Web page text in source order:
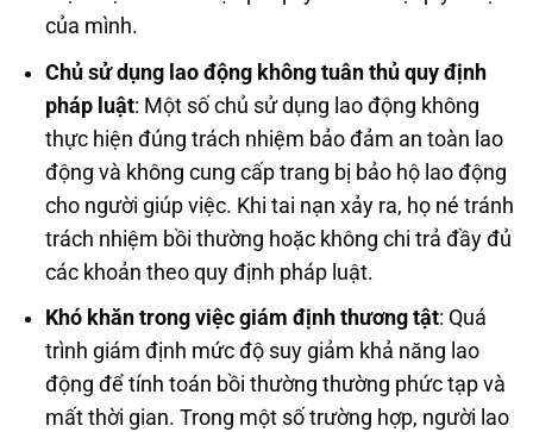
của mình.
Chủ sử dụng lao động không tuân thủ quy định
pháp luật: Một số chủ sử dụng lao động không
thực hiện đúng trách nhiệm bảo đảm an toàn lao
động và không cung cấp trang bị bảo hộ lao động
cho người giúp việc. Khi tai nạn xảy ra, họ né tránh
trách nhiệm bồi thường hoặc không chi trả đầy đủ
các khoản theo quy định pháp luật.
Khó khăn trong việc giám định thương tật: Quá
trình giám định mức độ suy giảm khả năng lao
động để tính toán bồi thường thường phức tạp và
mất thời gian. Trong một số trường hợp, người lao